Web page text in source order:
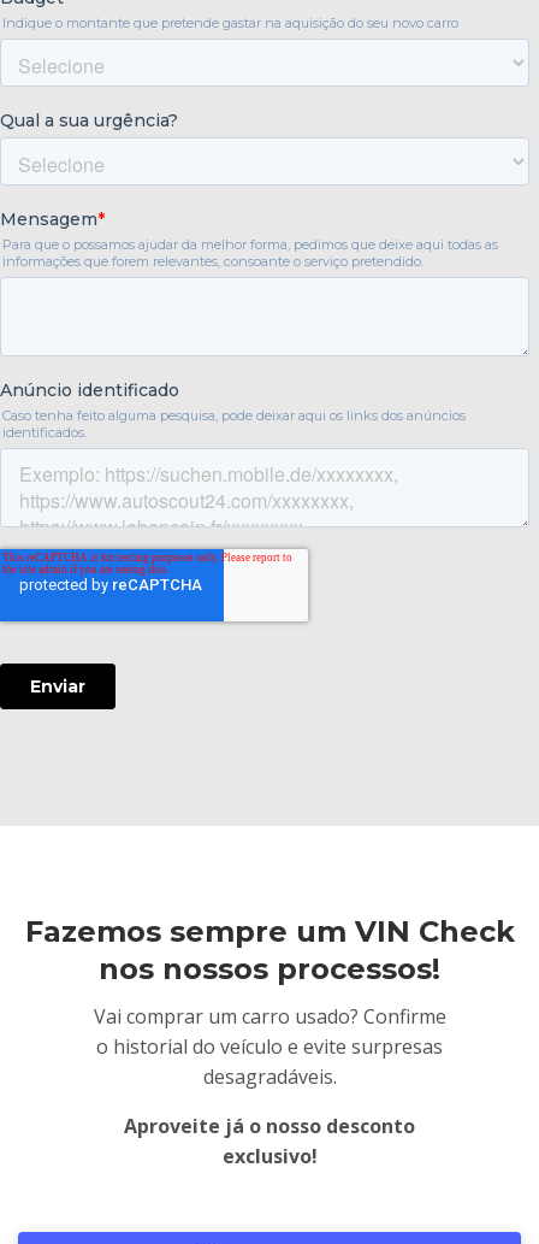
Fazemos sempre um VIN Check
nos nossos processos!
Vai comprar um carro usado? Confirme
o historial do veículo e evite surpresas
desagradáveis.
Aproveite já o nosso desconto
exclusivo!